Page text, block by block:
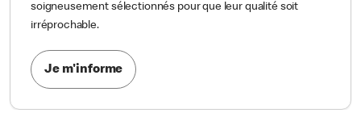
soigneusement sélectionnés pour que leur qualité soit
irréprochable.
Je m'informe